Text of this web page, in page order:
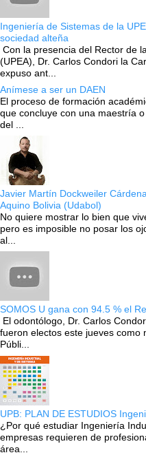
Ingeniería de Sistemas de la
sociedad alteña
Con la presencia del Rector de
(UPEA), Dr. Carlos Condori la
expuso ant...
Anímese a ser un DAEN
El proceso de formación
que concluye con una maestría
del ...
Javier Martín Dockweiler
Aquino Bolivia (Udabol)
No quiere mostrar lo bien que
pero es imposible no posar los
al...
SOMOS U gana con 94.5 % el
El odontólogo, Dr. Carlos
fueron electos este jueves como
Públi...
UPB: PLAN DE ESTUDIOS
¿Por qué estudiar Ingeniería
empresas requieren de
área...